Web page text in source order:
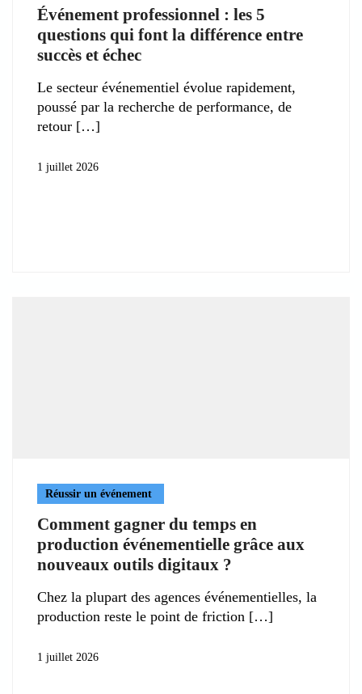
Événement professionnel : les 5
questions qui font la différence entre
succès et échec
Le secteur événementiel évolue rapidement,
poussé par la recherche de performance, de
retour
1 juillet 2026
Réussir un événement
Comment gagner du temps en
production événementielle grâce aux
nouveaux outils digitaux ?
Chez la plupart des agences événementielles, la
production reste le point de friction
1 juillet 2026